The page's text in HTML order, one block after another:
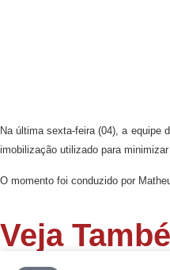
Na última sexta-feira (04), a equipe
imobilização utilizado para
O momento foi conduzido por
Veja